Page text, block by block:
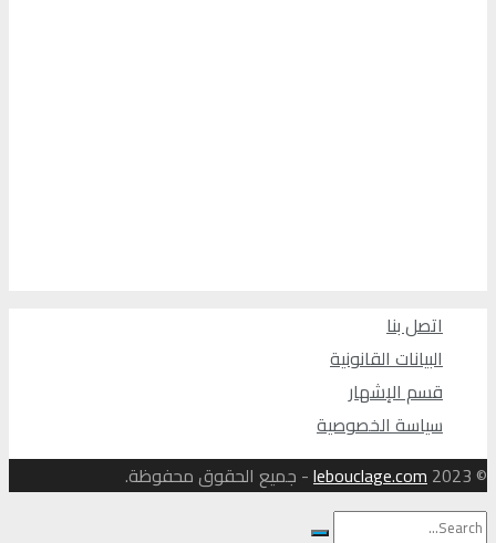
اتصل بنا
البيانات القانونية
قسم الإشهار
سياسة الخصوصية
© 2023
lebouclage.com- جميع الحقوق محفوظة.